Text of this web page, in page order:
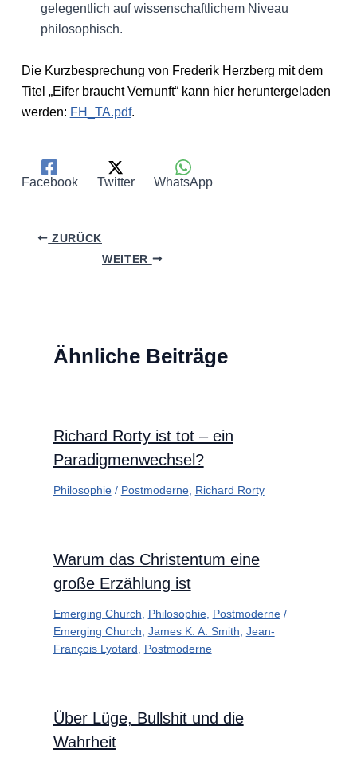
gelegentlich auf wissenschaftlichem Niveau
philosophisch.
Die Kurzbesprechung von Frederik Herzberg mit dem
Titel „Eifer braucht Vernunft“ kann hier heruntergeladen
werden: FH_TA.pdf.
Facebook Twitter WhatsApp
ZURÜCK
WEITER
Ähnliche Beiträge
Richard Rorty ist tot – ein
Paradigmenwechsel?
Philosophie/ Postmoderne, Richard Rorty
Warum das Christentum eine
große Erzählung ist
Emerging Church Philosophie, Postmoderne/
Emerging Church James K. A. Smith Jean-
François Lyotard
Postmoderne
Über Lüge, Bullshit und die
Wahrheit